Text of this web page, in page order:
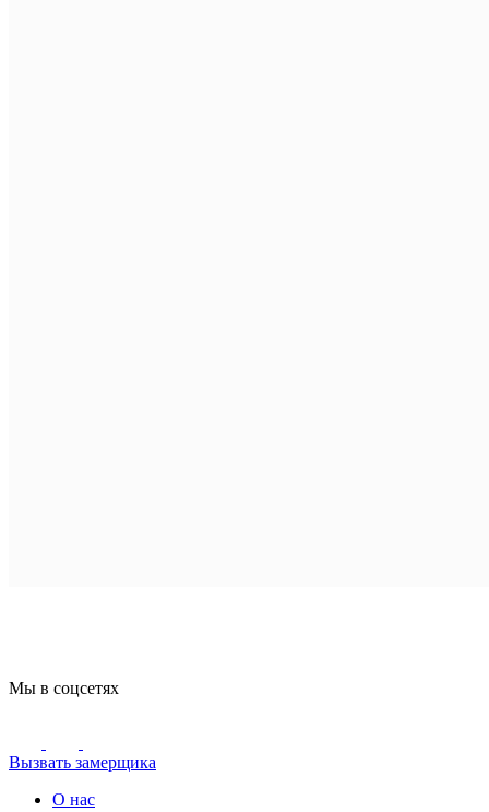
Мы в соцсетях
Вызвать замерщика
О нас